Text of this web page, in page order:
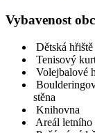
Vybavenost
Dětská hřiště
Tenisový
Volejbalové
stěna
Knihovna
Areál letního